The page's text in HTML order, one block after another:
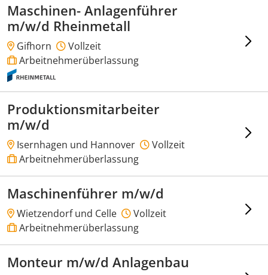
Maschinen- Anlagenführer
m/w/d Rheinmetall
Gifhorn
Vollzeit
Arbeitnehmerüberlassung
Produktionsmitarbeiter
m/w/d
Isernhagen und Hannover
Vollzeit
Arbeitnehmerüberlassung
Maschinenführer m/w/d
Wietzendorf und Celle
Vollzeit
Arbeitnehmerüberlassung
Monteur m/w/d Anlagenbau